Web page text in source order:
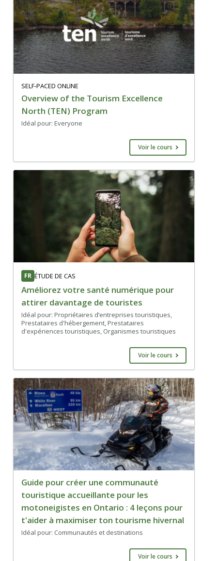
SELF-PACED ONLINE
Overview of the Tourism Excellence
North (TEN) Program
Idéal pour: Everyone
Voir le cours
FR ÉTUDE DE CAS
Améliorez votre santé numérique pour
attirer davantage de touristes
Idéal pour: Propriétaires d’entreprises touristiques,
Prestataires d'hébergement, Prestataires
d'expériences touristiques, Organismes touristiques
Voir le cours
Guide pour créer une communauté
touristique accueillante pour les
motoneigistes en Ontario : 4 leçons pour
t'aider à maximiser ton tourisme hivernal
Idéal pour: Communautés et destinations
Voir le cours